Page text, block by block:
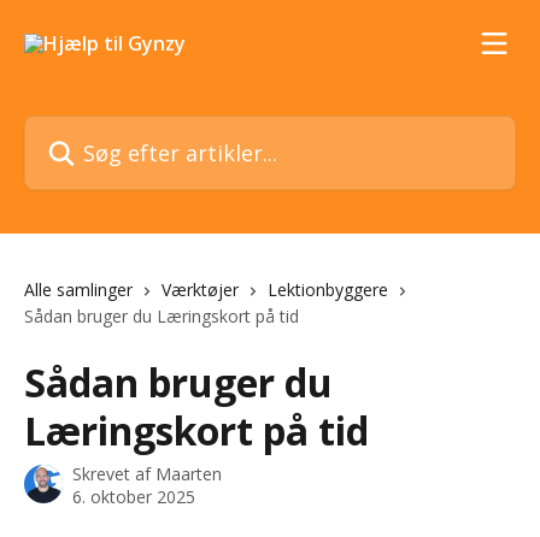
Søg efter artikler...
Alle samlinger Værktøjer
Lektionbyggere
Sådan bruger du Læringskort på tid
Sådan bruger du
Læringskort på tid
Skrevet af Maarten
6. oktober 2025